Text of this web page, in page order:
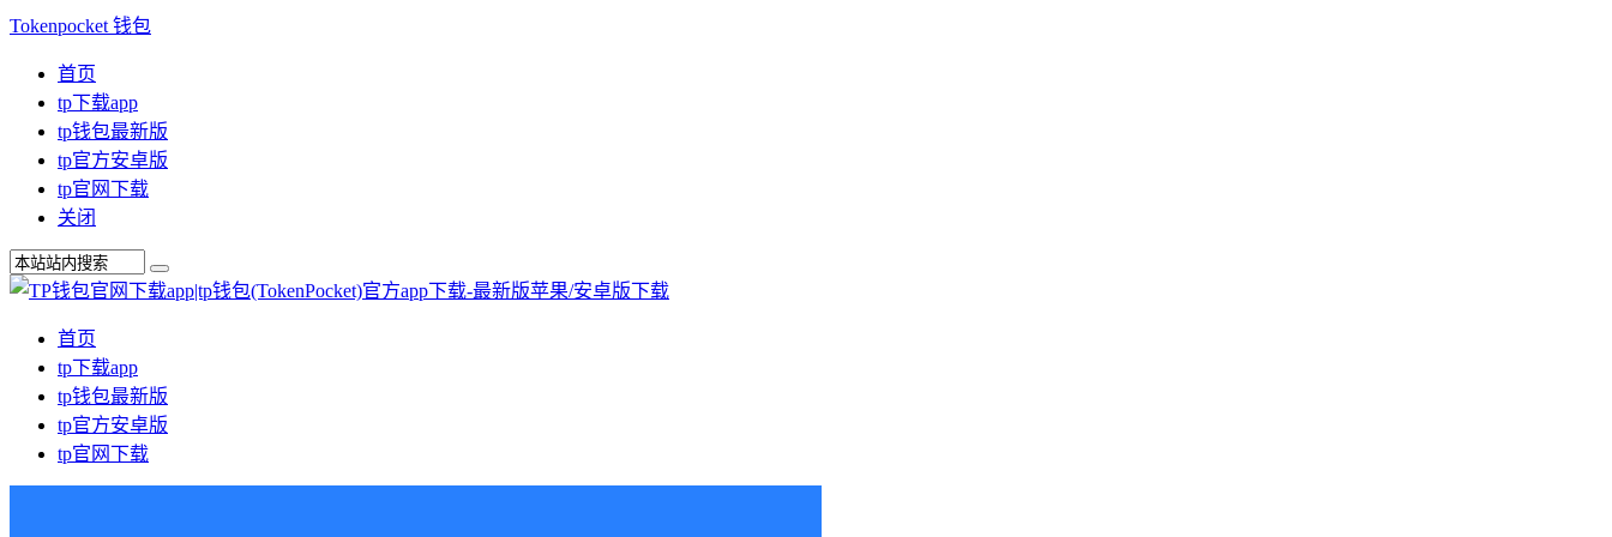
Tokenpocket 钱包
首页
tp下载app
tp钱包最新版
tp官方安卓版
tp官网下载
关闭
首页
tp下载app
tp钱包最新版
tp官方安卓版
tp官网下载